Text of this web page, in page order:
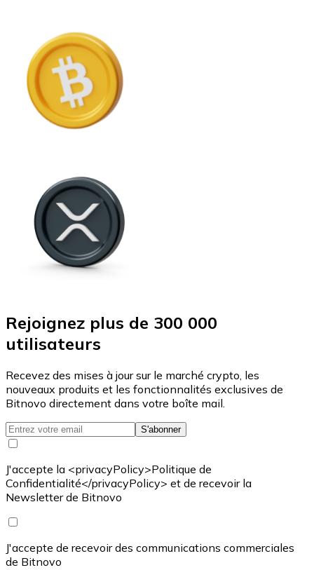
Rejoignez plus de 300 000
utilisateurs
Recevez des mises à jour sur le marché crypto, les
nouveaux produits et les fonctionnalités exclusives de
Bitnovo directement dans votre boîte mail.
S'abonner
J'accepte la <privacyPolicy>Politique de
Confidentialité</privacyPolicy> et de recevoir la
Newsletter de Bitnovo
J'accepte de recevoir des communications commerciales
de Bitnovo